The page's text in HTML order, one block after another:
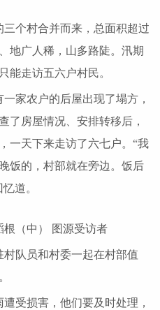
个村合并而来，总面积超过
地广人稀，山多路陡。汛期
能走访五六户村民。
家农户的后屋出现了塌方，
了房屋情况、安排转移后，
一天下来走访了六七户。“我
饭的，村部就在旁边。饭后
道。
根（中） 图源受访者
村队员和村委一起在村部值
受损害，他们要及时处理，